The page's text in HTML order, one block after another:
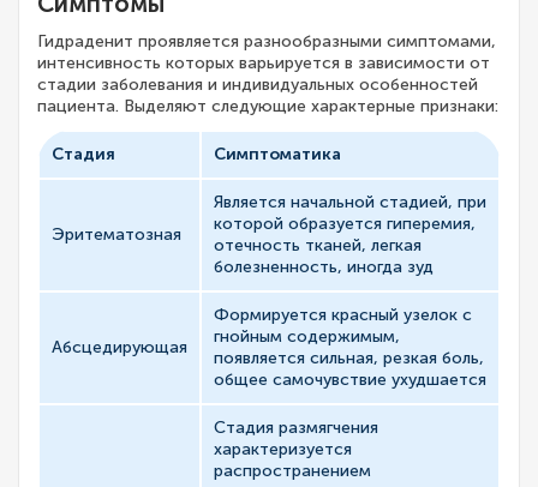
Гидраденит проявляется разнообразными симптомами,
интенсивность которых варьируется в зависимости от
стадии заболевания и индивидуальных особенностей
пациента. Выделяют следующие характерные признаки:
Стадия Симптоматика
Эритематозная
Является начальной стадией, при
которой образуется гиперемия,
отечность тканей, легкая
болезненность, иногда зуд
Абсцедирующая
Формируется красный узелок с
гнойным содержимым,
появляется сильная, резкая боль,
общее самочувствие ухудшается
Стадия размягчения
характеризуется
распространением